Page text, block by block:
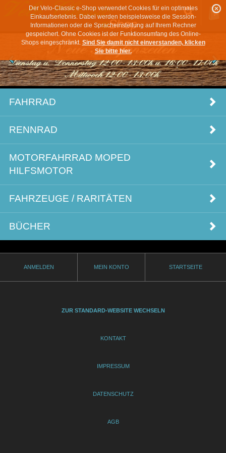
Der Velo-Classic e-Shop verwendet Cookies für ein optimales
Einkaufserlebnis. Dabei werden beispielsweise die Session-
Informationen oder die Spracheinstellung auf Ihrem Rechner
gespeichert. Ohne Cookies ist der Funktionsumfang des Online-
Shops eingeschränkt. Sind Sie damit nicht einverstanden, klicken
Sie bitte hier.
FAHRRAD
RENNRAD
MOTORFAHRRAD MOPED
HILFSMOTOR
FAHRZEUGE / RARITÄTEN
BÜCHER
ANMELDEN MEIN KONTO STARTSEITE
ZUR STANDARD-WEBSITE WECHSELN
KONTAKT
IMPRESSUM
DATENSCHUTZ
AGB